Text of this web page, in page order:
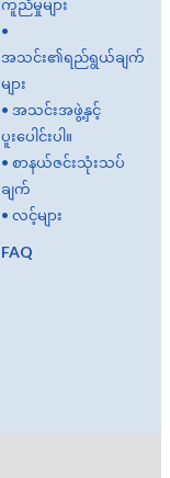
ကူညီမှုများ
•
အသင်း၏ရည်ရွယ်ချက်
များ
•အသင်းအဖွဲ့နှင့်
ပူးပေါင်းပါ။
•စာနယ်ဇင်းသုံးသပ်
ချက်
•လင့်များ
FAQ